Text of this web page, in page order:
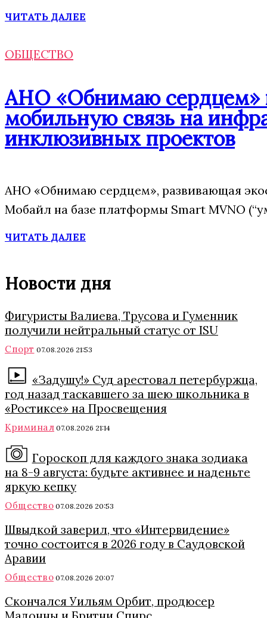
ЧИТАТЬ ДАЛЕЕ
ОБЩЕСТВО
АНО «Обнимаю сердцем»
мобильную связь на
инклюзивных проектов
АНО «Обнимаю сердцем», развивающая
Мобайл на базе платформы Smart MVNO
ЧИТАТЬ ДАЛЕЕ
Новости дня
Фигуристы Валиева, Трусова и Гуменник
получили нейтральный статус от ISU
Спорт 07.08.2026 21:53
«Задушу!» Суд арестовал петербуржца,
год назад таскавшего за шею школьника в
«Ростиксе» на Просвещения
Криминал 07.08.2026 21:14
Гороскоп для каждого знака зодиака
на 8-9 августа: будьте активнее и наденьте
яркую кепку
Общество 07.08.2026 20:53
Швыдкой заверил, что «Интервидение»
точно состоится в 2026 году в Саудовской
Аравии
Общество 07.08.2026 20:07
Скончался Уильям Орбит, продюсер